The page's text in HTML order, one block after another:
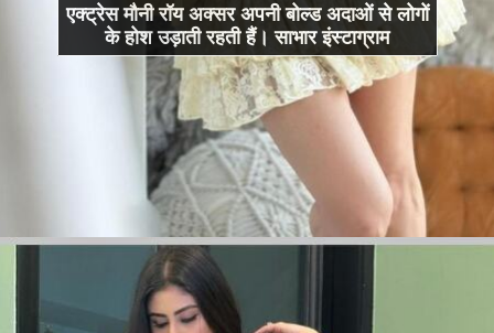
एक्ट्रेस मौनी रॉय अक्सर अपनी बोल्ड अदाओं से लोगों
के होश उड़ाती रहती हैं। साभार इंस्टाग्राम